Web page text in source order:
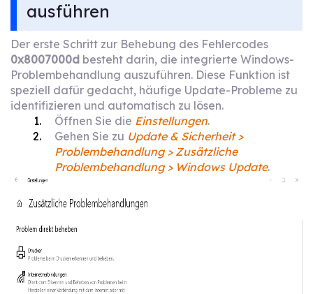
ausführen
Der erste Schritt zur Behebung des Fehlercodes
0x8007000d besteht darin, die integrierte Windows-
Problembehandlung auszuführen. Diese Funktion ist
speziell dafür gedacht, häufige Update-Probleme zu
identifizieren und automatisch zu lösen.
Öffnen Sie die Einstellungen.
Gehen Sie zu Update & Sicherheit >
Problembehandlung > Zusätzliche
Problembehandlung > Windows Update.